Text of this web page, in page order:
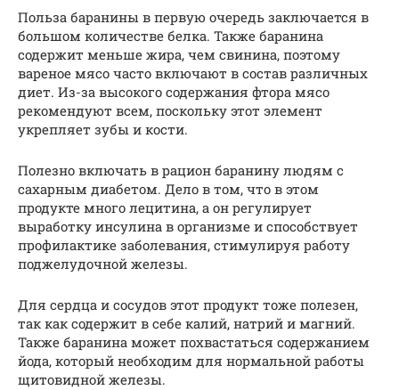
Польза баранины в первую очередь заключается в
большом количестве белка. Также баранина
содержит меньше жира, чем свинина, поэтому
вареное мясо часто включают в состав различных
диет. Из-за высокого содержания фтора мясо
рекомендуют всем, поскольку этот элемент
укрепляет зубы и кости.
Полезно включать в рацион баранину людям с
сахарным диабетом. Дело в том, что в этом
продукте много лецитина, а он регулирует
выработку инсулина в организме и способствует
профилактике заболевания, стимулируя работу
поджелудочной железы.
Для сердца и сосудов этот продукт тоже полезен,
так как содержит в себе калий, натрий и магний.
Также баранина может похвастаться содержанием
йода, который необходим для нормальной работы
щитовидной железы.